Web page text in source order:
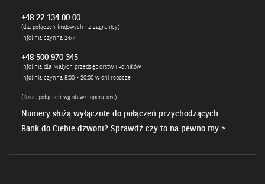
+48 22 134 00 00
(dla połączeń krajowych i z zagranicy)
Infolinia czynna 24/7
+48 500 970 345
Infolinia dla Małych przedsiębiorstw i Rolników
Infolinia czynna 8:00 - 20:00 w dni robocze
(Koszt połączeń wg stawki operatora)
Numery służą wyłącznie do połączeń przychodzących
Bank do Ciebie dzwoni? Sprawdź czy to na pewno my >